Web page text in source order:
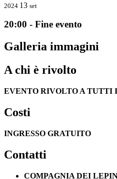
2024 13 set
20:00 - Fine evento
Galleria immagini
A chi è rivolto
EVENTO RIVOLTO A
Costi
INGRESSO GRATUITO
Contatti
COMPAGNIA DEI